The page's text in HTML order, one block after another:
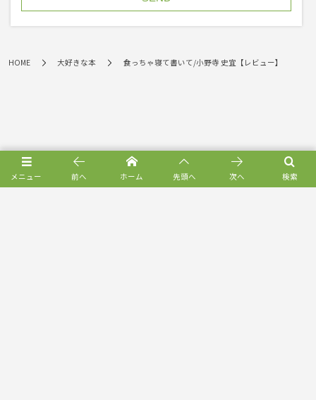
HOME 大好きな本 食っちゃ寝て書いて/小野寺 史宜【レビュー】
メニュー 検索
前へ ホーム 先頭へ 次へ